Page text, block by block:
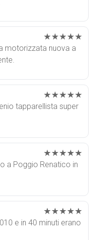
★★★★★
motorizzata nuova a
★★★★★
tapparellista super
★★★★★
a Poggio Renatico in
★★★★★
e in 40 minuti erano